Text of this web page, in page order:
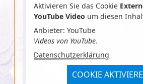
Aktivieren Sie das Cookie
YouTube Video um diesen
Anbieter: YouTube
Videos von YouTube.
Datenschutzerklärung
COOKIE